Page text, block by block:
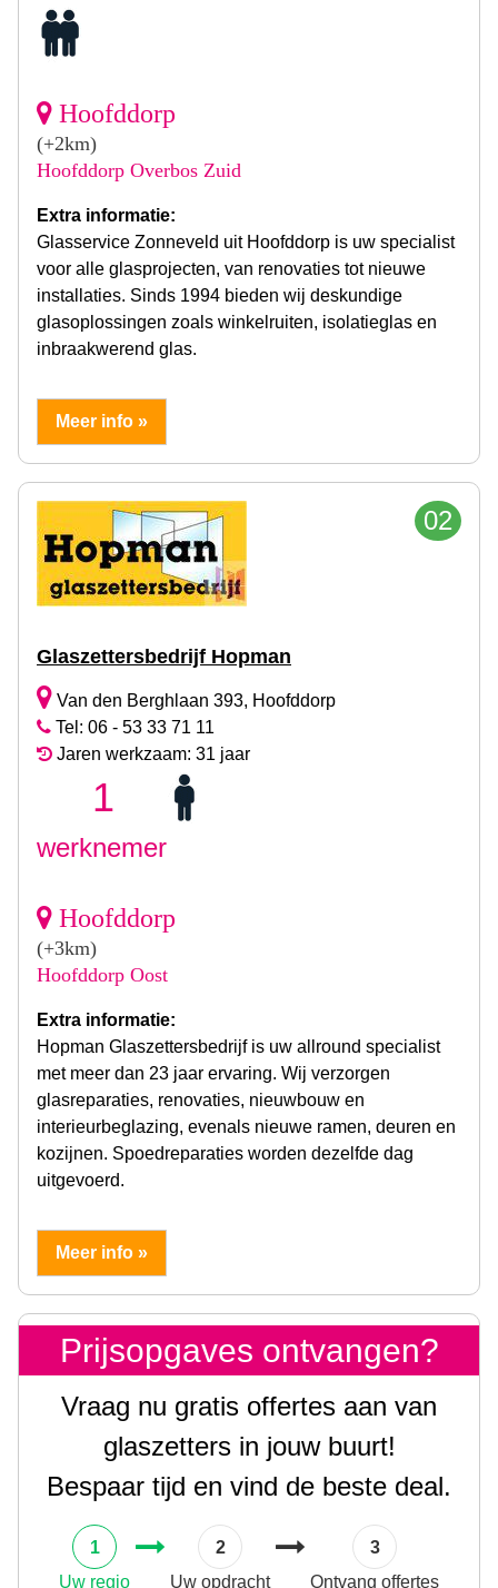
Hoofddorp
(+2km)
Hoofddorp Overbos Zuid
Extra informatie:
Glasservice Zonneveld uit Hoofddorp is uw specialist
voor alle glasprojecten, van renovaties tot nieuwe
installaties. Sinds 1994 bieden wij deskundige
glasoplossingen zoals winkelruiten, isolatieglas en
inbraakwerend glas.
Meer info »
02
Glaszettersbedrijf Hopman
Van den Berghlaan 393, Hoofddorp
Tel: 06 - 53 33 71 11
Jaren werkzaam: 31 jaar
1
werknemer
Hoofddorp
(+3km)
Hoofddorp Oost
Extra informatie:
Hopman Glaszettersbedrijf is uw allround specialist
met meer dan 23 jaar ervaring. Wij verzorgen
glasreparaties, renovaties, nieuwbouw en
interieurbeglazing, evenals nieuwe ramen, deuren en
kozijnen. Spoedreparaties worden dezelfde dag
uitgevoerd.
Meer info »
Prijsopgaves ontvangen?
Vraag nu gratis offertes aan van
glaszetters in jouw buurt!
Bespaar tijd en vind de beste deal.